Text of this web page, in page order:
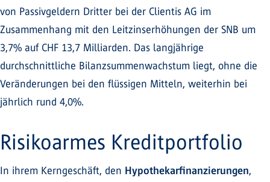
von Passivgeldern Dritter bei der Clientis AG im
Zusammenhang mit den Leitzinserhöhungen der SNB um
3,7% auf CHF 13,7 Milliarden. Das langjährige
durchschnittliche Bilanzsummenwachstum liegt, ohne die
Veränderungen bei den flüssigen Mitteln, weiterhin bei
jährlich rund 4,0%.
Risikoarmes Kreditportfolio
In ihrem Kerngeschäft, den Hypothekarfinanzierungen,